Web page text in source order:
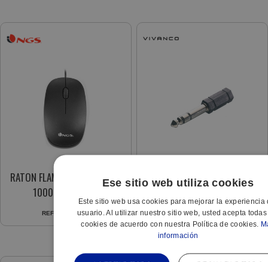
RATON FLAME OPTICO CABLE
1000DPI SCROLL
REF: 543060396
adap jack 6.35MACHO
REF: 892846066
Ese sitio web utiliza cookies
Este sitio web usa cookies para mejorar la experiencia
usuario. Al utilizar nuestro sitio web, usted acepta
cookies de acuerdo con nuestra Política de cookies.
información